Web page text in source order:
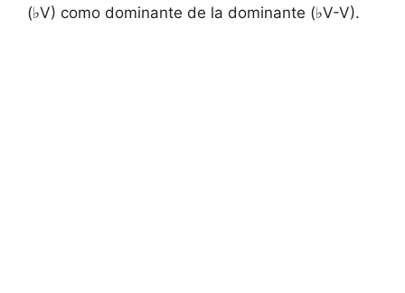
(♭V) como dominante de la dominante (♭V-V).